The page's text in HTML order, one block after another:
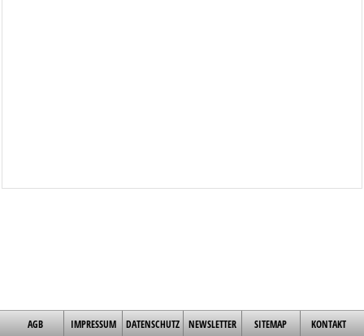
AGB IMPRESSUM DATENSCHUTZ NEWSLETTER SITEMAP KONTAKT